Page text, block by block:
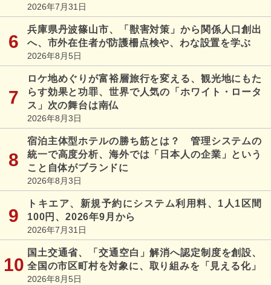
2026年7月31日
兵庫県丹波篠山市、「獣害対策」から関係人口創出
へ、市外在住者が防護柵点検や、わな設置を学ぶ
2026年8月5日
ロケ地めぐりが富裕層旅行を変える、観光地にもた
らす効果と功罪、世界で人気の「ホワイト・ロータ
ス」次の舞台は南仏
2026年8月3日
宿泊主体型ホテルの勝ち筋とは？ 管理システムの
統一で高度分析、海外では「日本人の企業」という
こと自体がブランドに
2026年8月3日
トキエア、新規予約にシステム利用料、1人1区間
100円、2026年9月から
2026年7月31日
国土交通省、「交通空白」解消へ認定制度を創設、
全国の市区町村を対象に、取り組みを「見える化」
2026年8月5日